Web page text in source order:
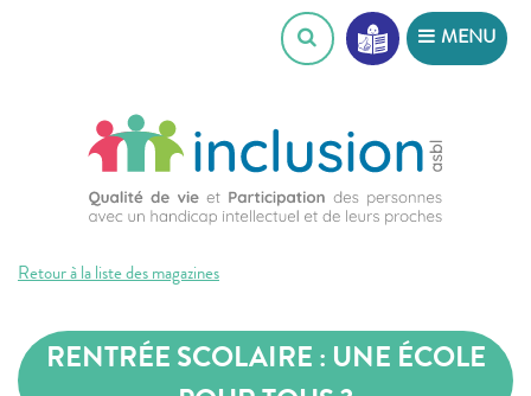
MENU
Retour à la liste des magazines
RENTRÉE SCOLAIRE : UNE ÉCOLE